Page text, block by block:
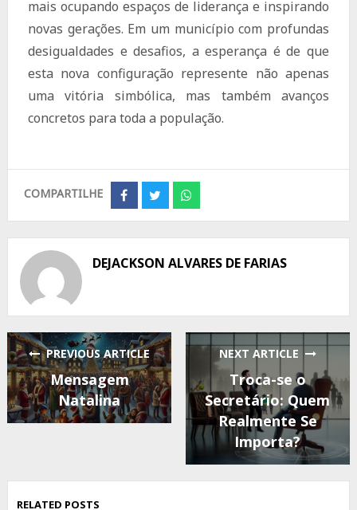
mais ocupando espaços de liderança e inspirando
novas gerações. Em um município com profundas
desigualdades e desafios, a esperança é de que
esta nova configuração represente não apenas
uma vitória simbólica, mas também avanços
concretos para toda a população.
COMPARTILHE
Share
Facebook
Share
Twitter
Share
Whatsapp
DEJACKSON ALVARES DE FARIAS
PREVIOUS ARTICLE
Mensagem
Natalina
NEXT ARTICLE
Troca-se o
Secretário: Quem
Realmente Se
Importa?
RELATED POSTS